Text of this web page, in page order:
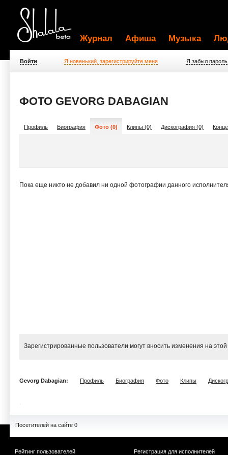
Журнал Афиша Музыка
Войти Я новенький, зарегистрируйте меня Я забыл пароль
ФОТО GEVORG DABAGIAN
Профиль Биография Фото (0) Клипы (0) Дискография (0)
Пока еще никто не добавил ни одной фотографии данного
Зарегистрированные пользователи могут вносить изменения на
Gevorg Dabagian: Профиль Биография Фото Клипы
Посетителей на сайте 0
Рейтинг пользователей
Регистрация для исполнителей